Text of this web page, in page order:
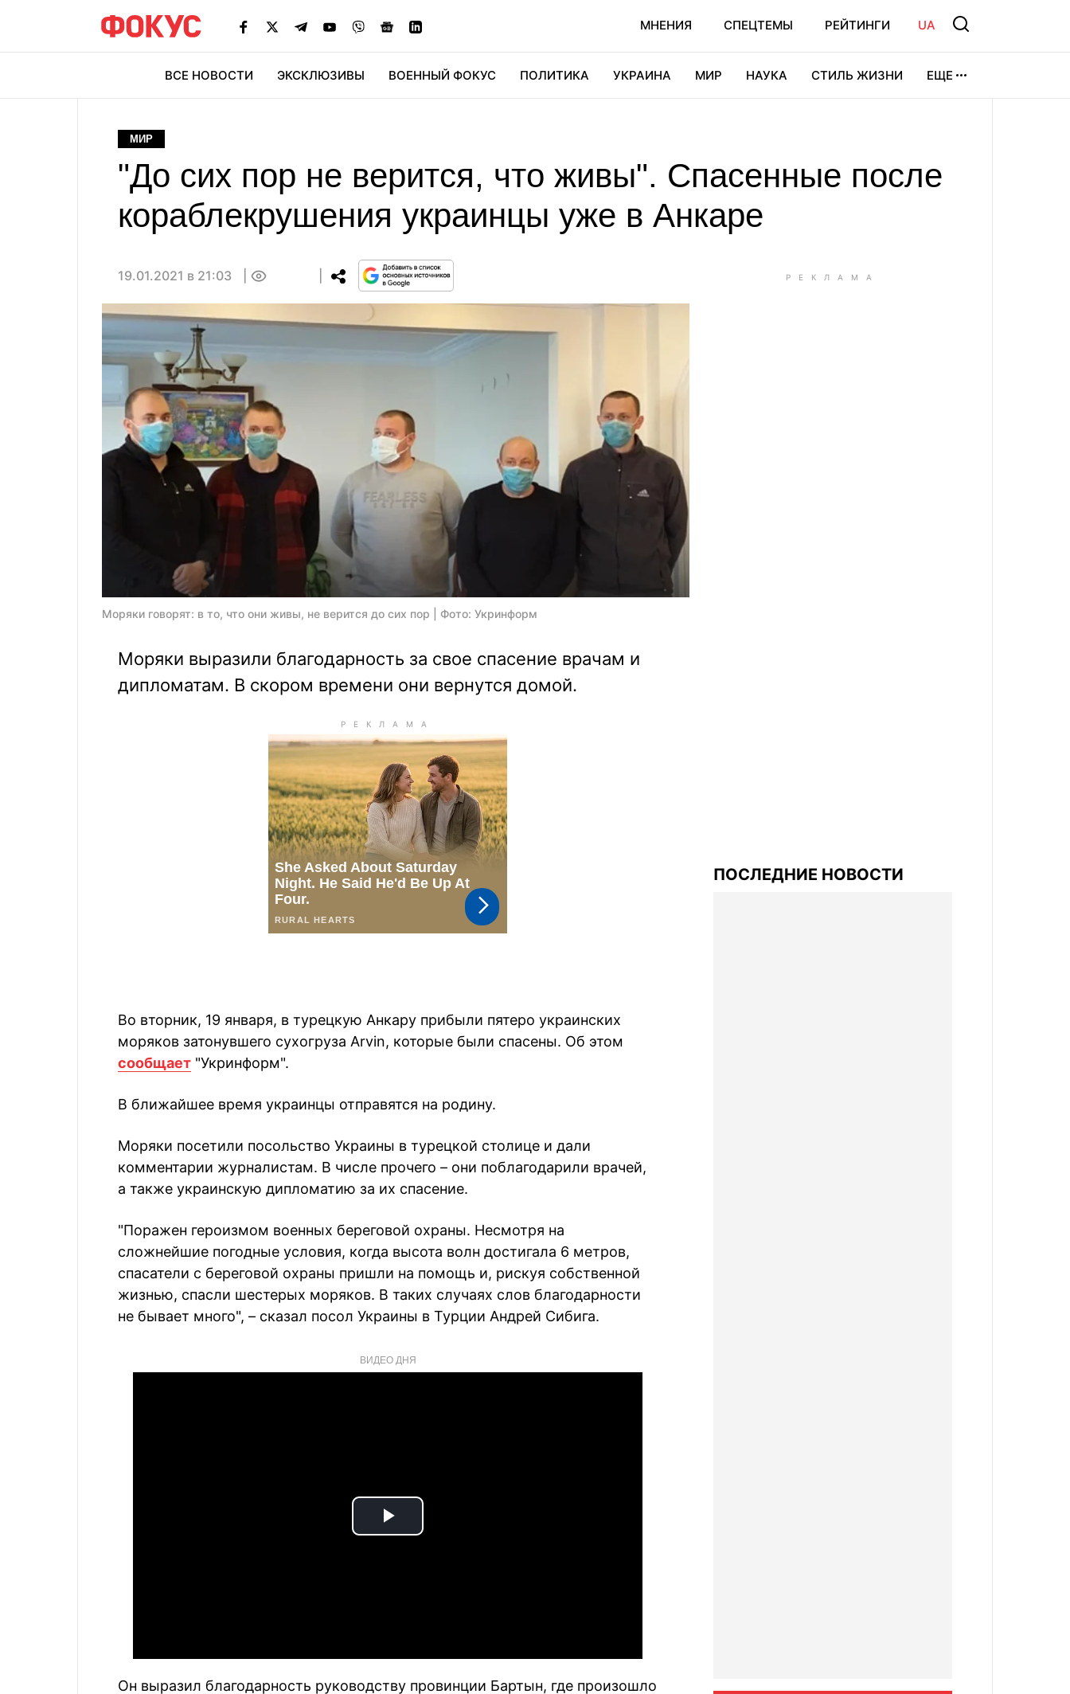
МНЕНИЯ СПЕЦТЕМЫ РЕЙТИНГИ UA
ВСЕ НОВОСТИ ЭКСКЛЮЗИВЫ ВОЕННЫЙ ФОКУС ПОЛИТИКА УКРАИНА МИР НАУКА СТИЛЬ ЖИЗНИ ЕЩЕ
МИР
"До сих пор не верится, что живы". Спасенные после
кораблекрушения украинцы уже в Анкаре
19.01.2021 в 21:03
Моряки говорят: в то, что они живы, не верится до сих пор | Фото: Укринформ
Моряки выразили благодарность за свое спасение врачам и
дипломатам. В скором времени они вернутся домой.
Во вторник, 19 января, в турецкую Анкару прибыли пятеро украинских
моряков затонувшего сухогруза Arvin, которые были спасены. Об этом
сообщает "Укринформ".
В ближайшее время украинцы отправятся на родину.
Моряки посетили посольство Украины в турецкой столице и дали
комментарии журналистам. В числе прочего – они поблагодарили врачей,
а также украинскую дипломатию за их спасение.
"Поражен героизмом военных береговой охраны. Несмотря на
сложнейшие погодные условия, когда высота волн достигала 6 метров,
спасатели с береговой охраны пришли на помощь и, рискуя собственной
жизнью, спасли шестерых моряков. В таких случаях слов благодарности
не бывает много", – сказал посол Украины в Турции Андрей Сибига.
ВИДЕО ДНЯ
Play
Он выразил благодарность руководству провинции Бартын, где произошло
ПОСЛЕДНИЕ НОВОСТИ